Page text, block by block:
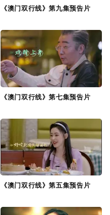
《澳门双行线》第九集预告片
《澳门双行线》第七集预告片
《澳门双行线》第五集预告片